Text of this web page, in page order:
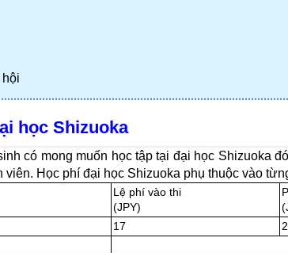
học Shizuoka
có mong muốn học tập tại đại học Shizuoka
viên. Học phí đại học Shizuoka phụ thuộc vào
Lệ phí vào thi
(JPY)
17